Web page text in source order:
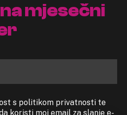
mjesečni
s politikom privatnosti te
koristi moj email za slanje e-